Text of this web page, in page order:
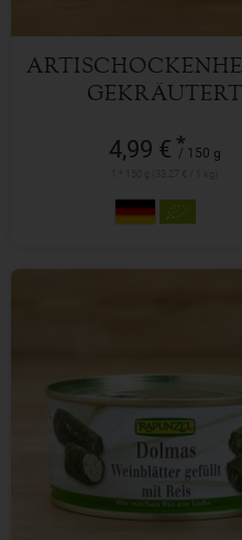
GEKRÄUTERT
4,99 € *
/ 150 g
280 g
Anzahl
5,49€